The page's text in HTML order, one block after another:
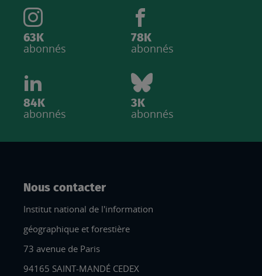
63K
abonnés
78K
abonnés
84K
abonnés
3K
abonnés
Nous contacter
Institut national de l'information
géographique et forestière
73 avenue de Paris
94165 SAINT-MANDÉ CEDEX